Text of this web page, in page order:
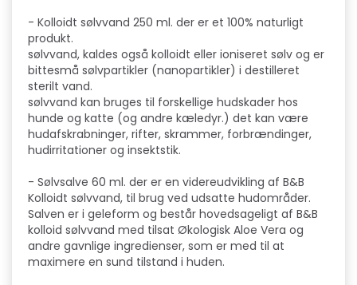
- Kolloidt sølvvand 250 ml. der er et 100% naturligt
produkt.
sølvvand, kaldes også kolloidt eller ioniseret sølv og er
bittesmå sølvpartikler (nanopartikler) i destilleret
sterilt vand.
sølvvand kan bruges til forskellige hudskader hos
hunde og katte (og andre kæledyr.) det kan være
hudafskrabninger, rifter, skrammer, forbrændinger,
hudirritationer og insektstik.
- Sølvsalve 60 ml. der er en videreudvikling af B&B
Kolloidt sølvvand, til brug ved udsatte hudområder.
Salven er i geleform og består hovedsageligt af B&B
kolloid sølvvand med tilsat Økologisk Aloe Vera og
andre gavnlige ingredienser, som er med til at
maximere en sund tilstand i huden.